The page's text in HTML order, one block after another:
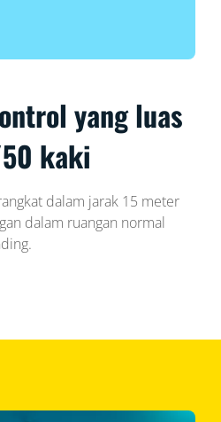
yang luas
kaki
dalam jarak 15 meter
dalam ruangan normal